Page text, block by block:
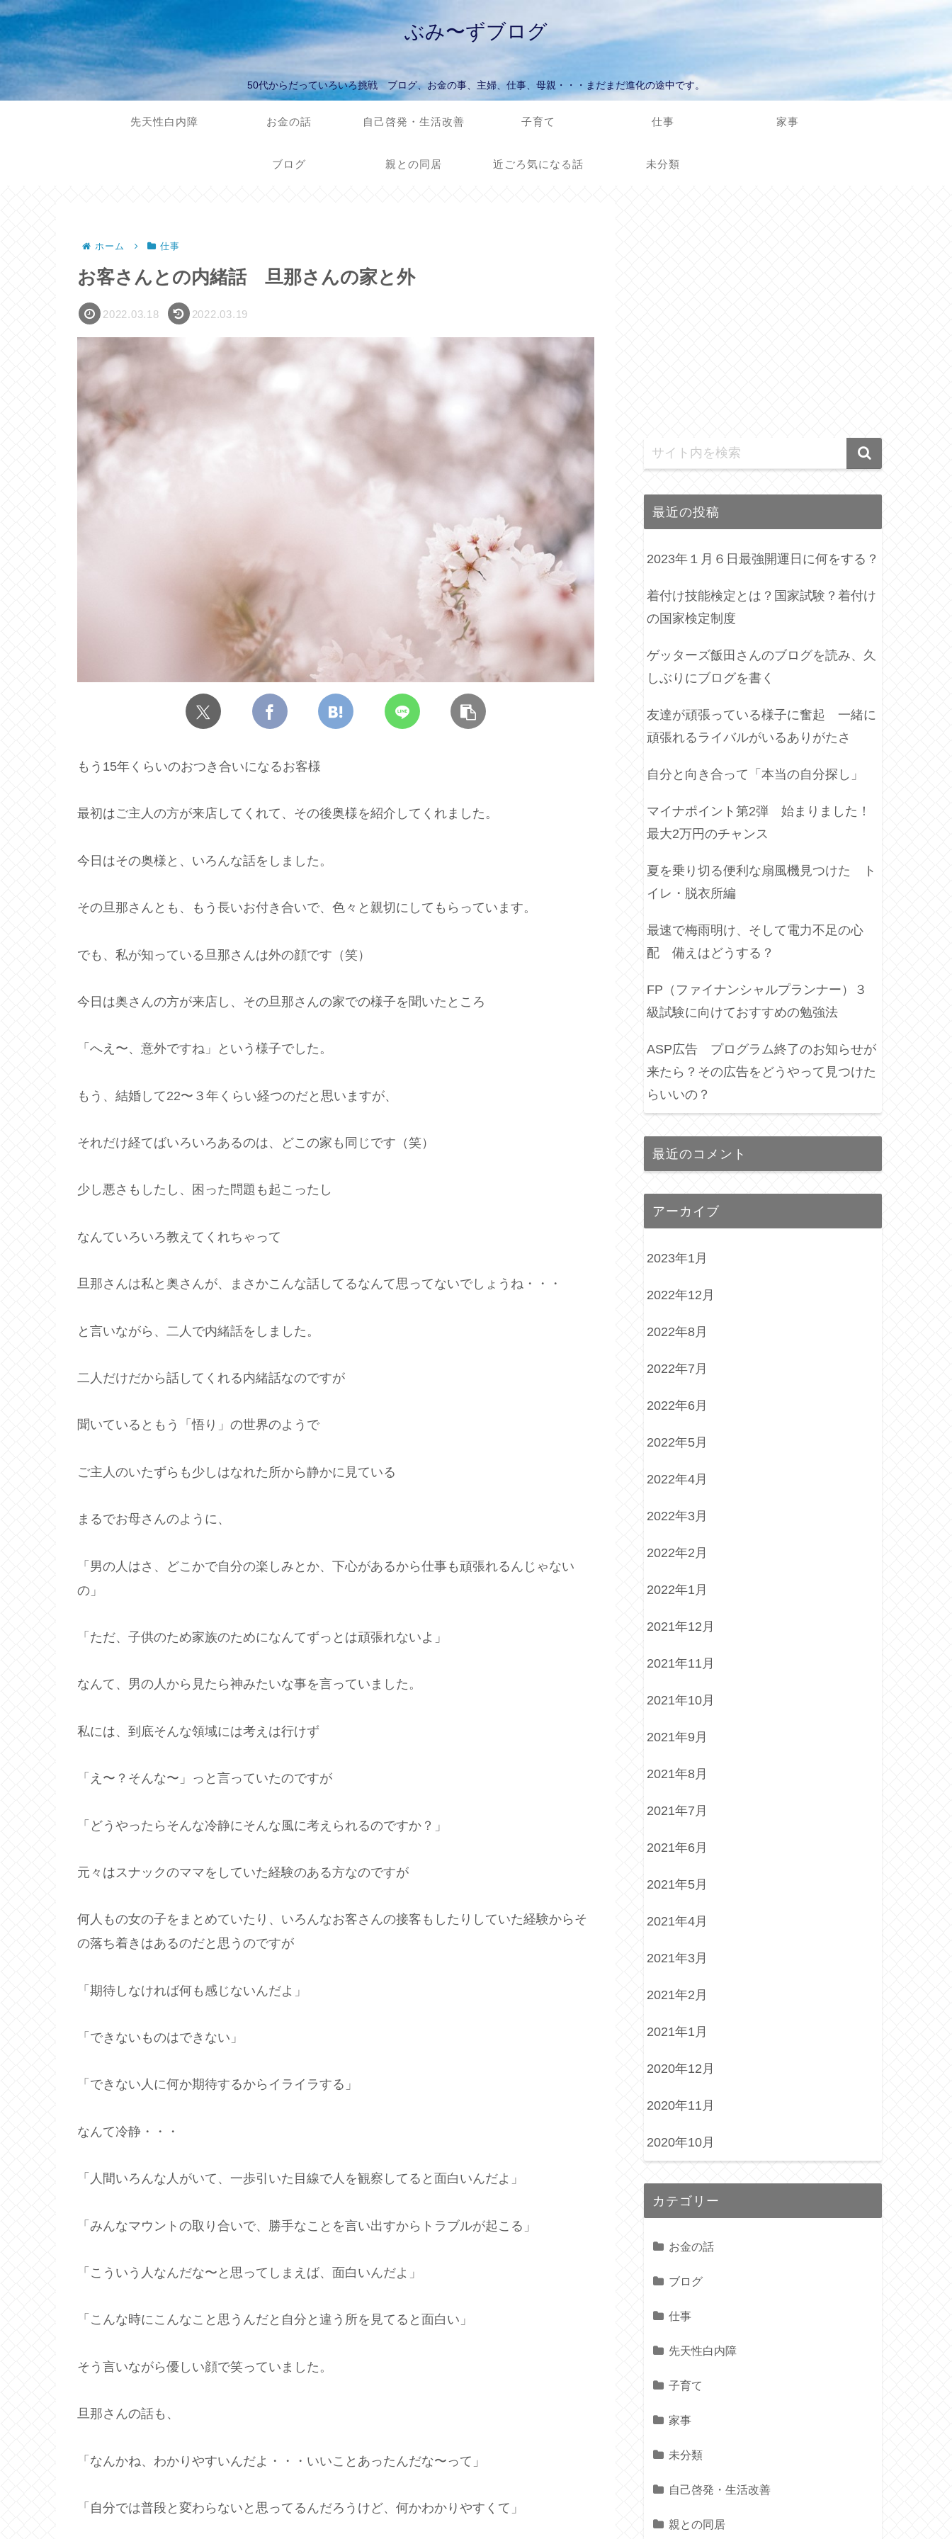
ぶみ〜ずブログ
50代からだっていろいろ挑戦 ブログ、お金の事、主婦、仕事、母親・・・まだまだ進化の途中です。
先天性白内障 お金の話 自己啓発・生活改善 子育て 仕事 家事
ブログ 親との同居 近ごろ気になる話 未分類
ホーム 仕事
お客さんとの内緒話 旦那さんの家と外
2022.03.18 2022.03.19
もう15年くらいのおつき合いになるお客様
最初はご主人の方が来店してくれて、その後奥様を紹介してくれました。
今日はその奥様と、いろんな話をしました。
その旦那さんとも、もう長いお付き合いで、色々と親切にしてもらっています。
でも、私が知っている旦那さんは外の顔です（笑）
今日は奥さんの方が来店し、その旦那さんの家での様子を聞いたところ
「へえ〜、意外ですね」という様子でした。
もう、結婚して22〜３年くらい経つのだと思いますが、
それだけ経てばいろいろあるのは、どこの家も同じです（笑）
少し悪さもしたし、困った問題も起こったし
なんていろいろ教えてくれちゃって
旦那さんは私と奥さんが、まさかこんな話してるなんて思ってないでしょうね・・・
と言いながら、二人で内緒話をしました。
二人だけだから話してくれる内緒話なのですが
聞いているともう「悟り」の世界のようで
ご主人のいたずらも少しはなれた所から静かに見ている
まるでお母さんのように、
「男の人はさ、どこかで自分の楽しみとか、下心があるから仕事も頑張れるんじゃない
の」
「ただ、子供のため家族のためになんてずっとは頑張れないよ」
なんて、男の人から見たら神みたいな事を言っていました。
私には、到底そんな領域には考えは行けず
「え〜？そんな〜」っと言っていたのですが
「どうやったらそんな冷静にそんな風に考えられるのですか？」
元々はスナックのママをしていた経験のある方なのですが
何人もの女の子をまとめていたり、いろんなお客さんの接客もしたりしていた経験からそ
の落ち着きはあるのだと思うのですが
「期待しなければ何も感じないんだよ」
「できないものはできない」
「できない人に何か期待するからイライラする」
なんて冷静・・・
「人間いろんな人がいて、一歩引いた目線で人を観察してると面白いんだよ」
「みんなマウントの取り合いで、勝手なことを言い出すからトラブルが起こる」
「こういう人なんだな〜と思ってしまえば、面白いんだよ」
「こんな時にこんなこと思うんだと自分と違う所を見てると面白い」
そう言いながら優しい顔で笑っていました。
旦那さんの話も、
「なんかね、わかりやすいんだよ・・・いいことあったんだな〜って」
「自分では普段と変わらないと思ってるんだろうけど、何かわかりやすくて」
最近の投稿
2023年１月６日最強開運日に何をする？
着付け技能検定とは？国家試験？着付け
の国家検定制度
ゲッターズ飯田さんのブログを読み、久
しぶりにブログを書く
友達が頑張っている様子に奮起 一緒に
頑張れるライバルがいるありがたさ
自分と向き合って「本当の自分探し」
マイナポイント第2弾 始まりました！
最大2万円のチャンス
夏を乗り切る便利な扇風機見つけた ト
イレ・脱衣所編
最速で梅雨明け、そして電力不足の心
配 備えはどうする？
FP（ファイナンシャルプランナー）３
級試験に向けておすすめの勉強法
ASP広告 プログラム終了のお知らせが
来たら？その広告をどうやって見つけた
らいいの？
最近のコメント
アーカイブ
2023年1月
2022年12月
2022年8月
2022年7月
2022年6月
2022年5月
2022年4月
2022年3月
2022年2月
2022年1月
2021年12月
2021年11月
2021年10月
2021年9月
2021年8月
2021年7月
2021年6月
2021年5月
2021年4月
2021年3月
2021年2月
2021年1月
2020年12月
2020年11月
2020年10月
カテゴリー
お金の話
ブログ
仕事
先天性白内障
子育て
家事
未分類
自己啓発・生活改善
親との同居